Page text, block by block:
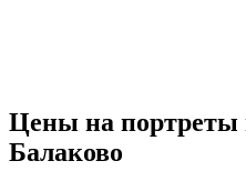
Цены на портреты
Балаково